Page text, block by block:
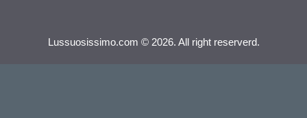
Lussuosissimo.com © 2026. All right reserverd.